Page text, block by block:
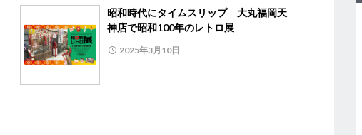
昭和時代にタイムスリップ 大丸福岡天
神店で昭和100年のレトロ展
2025年3月10日